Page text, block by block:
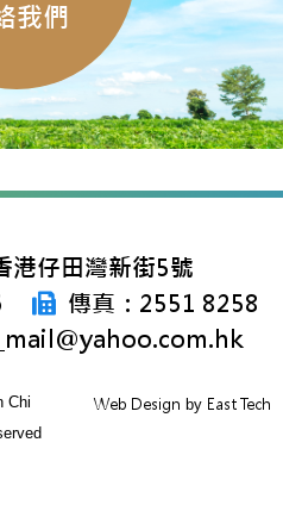
我們
港仔田灣新街5號
傳真：2551 8258
Chi
Web Design by East Tech